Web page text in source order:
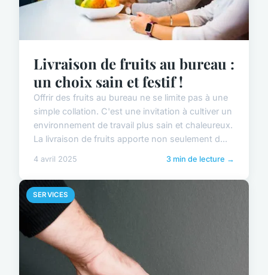
Livraison de fruits au bureau :
un choix sain et festif !
Offrir des fruits au bureau ne se limite pas à une
simple collation. C'est une invitation à cultiver un
environnement de travail plus sain et chaleureux.
La livraison de fruits apporte non seulement d...
4 avril 2025 3 min de lecture →
SERVICES